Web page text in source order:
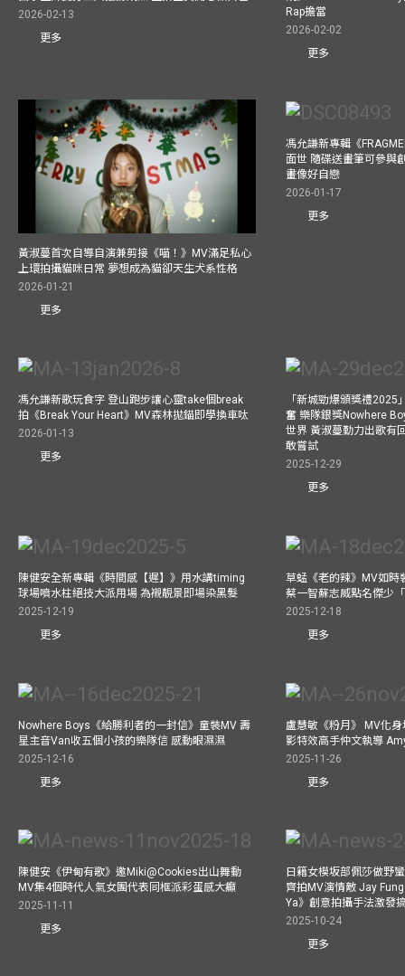
2026-02-13
更多
Rap擔當
2026-02-02
更多
黃淑蔓首次自導自演兼剪接《喵！》MV滿足私心
上環拍攝貓咪日常 夢想成為貓卻天生犬系性格
2026-01-21
更多
馮允謙新專輯《
面世 隨碟送畫筆可參與
畫像好自戀
2026-01-17
更多
馮允謙新歌玩食字 登山跑步讓心靈take個break
拍《Break Your Heart》MV森林拋錨即學換車呔
2026-01-13
更多
「新城勁爆頒獎禮2025
奮 樂隊銀獎Nowhere
世界 黃淑蔓勤力出歌有
敢嘗試
2025-12-29
更多
陳健安全新專輯《時間感【遲】》用水講timing
球場噴水柱絕技大派用場 為襯靚景即場染黑髮
2025-12-19
更多
草蜢《老的辣》MV如時
蔡一智蘇志威點名傑少
2025-12-18
更多
Nowhere Boys《給勝利者的一封信》童裝MV 壽
星主音Van收五個小孩的樂隊信 感動眼濕濕
2025-12-16
更多
盧慧敏《粉月》 MV化
影特效高手仲文執導
2025-11-26
更多
陳健安《伊甸有歌》邀Miki@Cookies出山舞動
MV集4個時代人氣女團代表同框派彩蛋感大癲
2025-11-11
更多
日籍女模坂部佩莎做野
齊拍MV演情敵 Jay
Ya》創意拍攝手法激發
2025-10-24
更多